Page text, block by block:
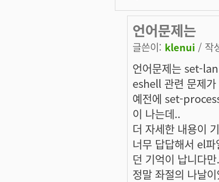
언어문제는
글쓴이: klenui / 작
언어문제는 set-
eshell 관련 문제
예전에 set-
이 나는데..
더 자세한 내용이
너무 답답해서 el
던 기억이 납니다
정말 좌절의 나날